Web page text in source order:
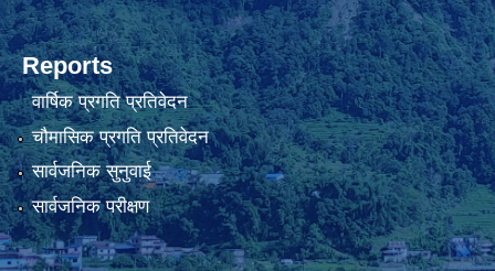
Reports
वार्षिक प्रगति प्रतिवेदन
चौमासिक प्रगति प्रतिवेदन
सार्वजनिक सुनुवाई
सार्वजनिक परीक्षण